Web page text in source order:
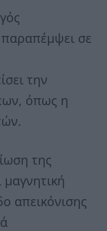
παραπέμψει σε
την
όπως η
της
απεικόνισης